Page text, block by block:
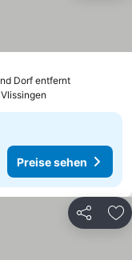
Dorf entfernt
Preise sehen
Teilen